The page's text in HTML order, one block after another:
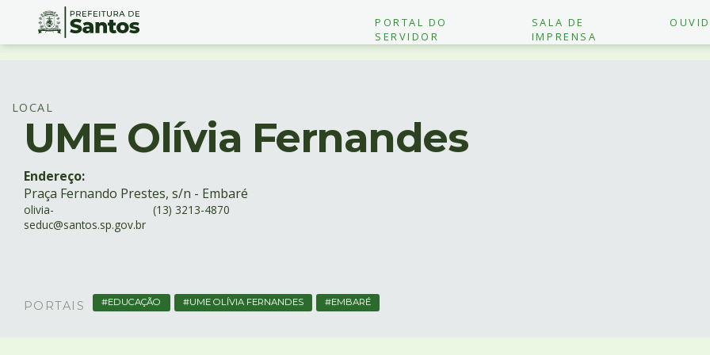
Ir
conteúdo
menu
para
PORTAL DO
SERVIDOR
SALA DE
IMPRENSA
Conteúdo
LOCAL
UME Olívia Fernandes
Endereço:
Praça Fernando Prestes, s/n - Embaré
olivia-
seduc@santos.sp.gov.br
(13) 3213-4870
PORTAIS EDUCAÇÃO UME OLÍVIA FERNANDES EMBARÉ